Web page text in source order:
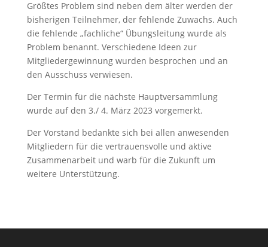
Größtes Problem sind neben dem älter werden der
bisherigen Teilnehmer, der fehlende Zuwachs. Auch
die fehlende „fachliche“ Übungsleitung wurde als
Problem benannt. Verschiedene Ideen zur
Mitgliedergewinnung wurden besprochen und an
den Ausschuss verwiesen.
Der Termin für die nächste Hauptversammlung
wurde auf den 3./ 4. März 2023 vorgemerkt.
Der Vorstand bedankte sich bei allen anwesenden
Mitgliedern für die vertrauensvolle und aktive
Zusammenarbeit und warb für die Zukunft um
weitere Unterstützung.